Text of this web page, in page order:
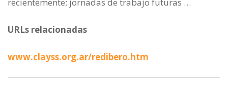
URLs relacionadas
www.clayss.org.ar/redibero.htm